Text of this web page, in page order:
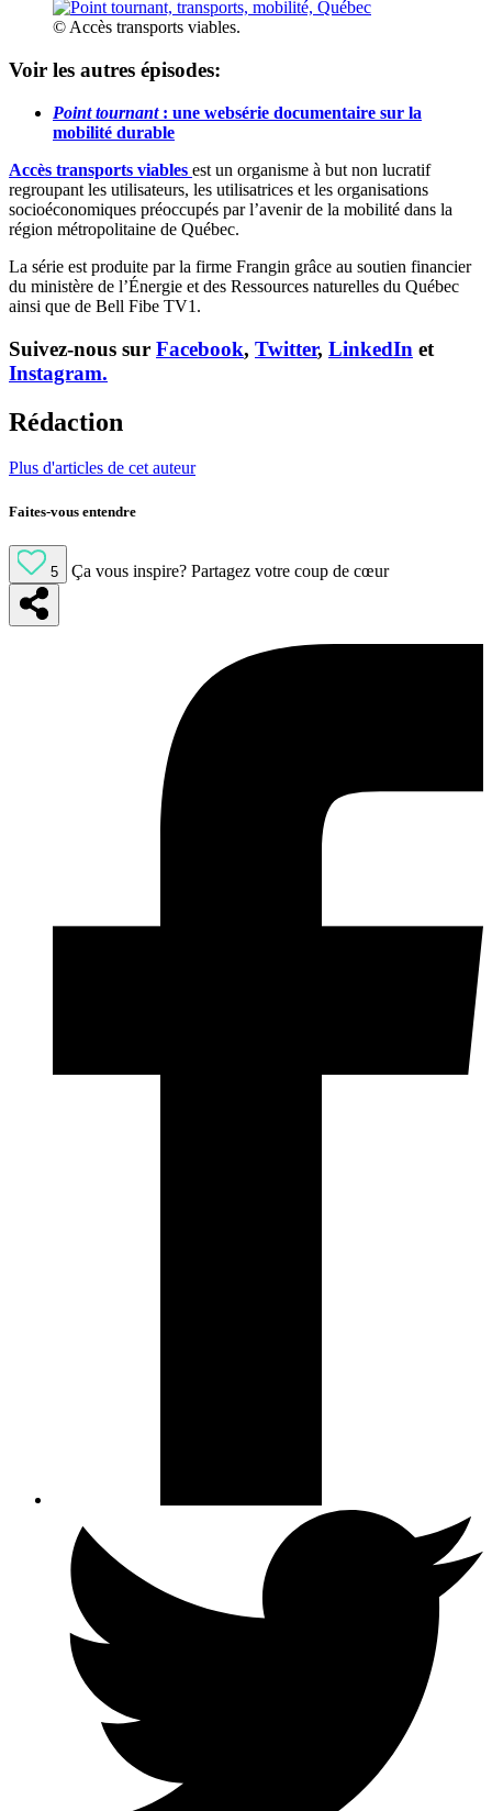
© Accès transports viables.
Voir les autres épisodes:
Point tournant: une websérie documentaire sur la
mobilité durable
Accès transports viables est un organisme à but non lucratif
regroupant les utilisateurs, les utilisatrices et les organisations
socioéconomiques préoccupés par l’avenir de la mobilité dans la
région métropolitaine de Québec.
La série est produite par la firme Frangin grâce au soutien financier
du ministère de l’Énergie et des Ressources naturelles du Québec
ainsi que de Bell Fibe TV1.
Suivez-nous sur Facebook, Twitter, LinkedIn et
Instagram.
Rédaction
Plus d'articles de cet auteur
Faites-vous entendre
5 Ça vous inspire? Partagez votre coup de cœur